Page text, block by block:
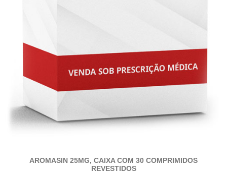
AROMASIN 25MG, CAIXA COM 30 COMPRIMIDOS
REVESTIDOS